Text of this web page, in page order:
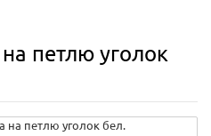
петлю уголок